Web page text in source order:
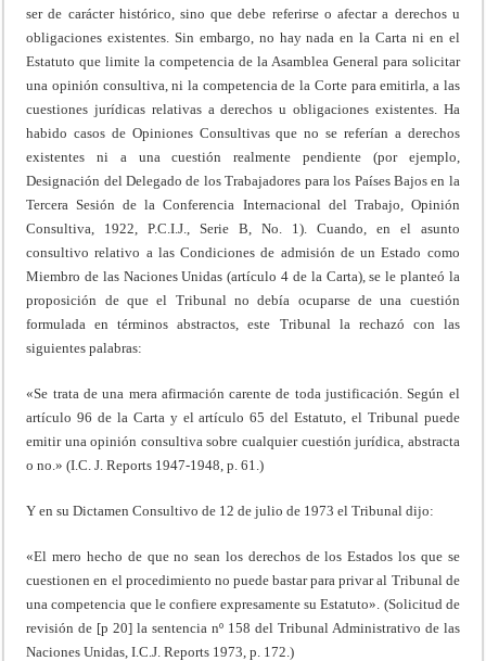
ser de carácter histórico, sino que debe referirse o afectar a derechos u
obligaciones existentes. Sin embargo, no hay nada en la Carta ni en el
Estatuto que limite la competencia de la Asamblea General para solicitar
una opinión consultiva, ni la competencia de la Corte para emitirla, a las
cuestiones jurídicas relativas a derechos u obligaciones existentes. Ha
habido casos de Opiniones Consultivas que no se referían a derechos
existentes ni a una cuestión realmente pendiente (por ejemplo,
Designación del Delegado de los Trabajadores para los Países Bajos en la
Tercera Sesión de la Conferencia Internacional del Trabajo, Opinión
Consultiva, 1922, P.C.I.J., Serie B, No. 1). Cuando, en el asunto
consultivo relativo a las Condiciones de admisión de un Estado como
Miembro de las Naciones Unidas (artículo 4 de la Carta), se le planteó la
proposición de que el Tribunal no debía ocuparse de una cuestión
formulada en términos abstractos, este Tribunal la rechazó con las
siguientes palabras:
«Se trata de una mera afirmación carente de toda justificación. Según el
artículo 96 de la Carta y el artículo 65 del Estatuto, el Tribunal puede
emitir una opinión consultiva sobre cualquier cuestión jurídica, abstracta
o no.» (I.C. J. Reports 1947-1948, p. 61.)
Y en su Dictamen Consultivo de 12 de julio de 1973 el Tribunal dijo:
«El mero hecho de que no sean los derechos de los Estados los que se
cuestionen en el procedimiento no puede bastar para privar al Tribunal de
una competencia que le confiere expresamente su Estatuto». (Solicitud de
revisión de [p 20] la sentencia nº 158 del Tribunal Administrativo de las
Naciones Unidas, I.C.J. Reports 1973, p. 172.)